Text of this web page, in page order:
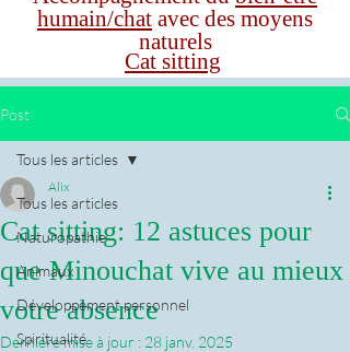
humain/chat avec des moyens
naturels
Cat sitting
Post
Tous les articles
Naturopathie
Animaux
Développement personnel
Spiritualité
Tous les articles
Cat sitting: 12 astuces pour
que Minouchat vive au mieux
votre absence
Alix
Dernière mise à jour : 28 janv. 2025